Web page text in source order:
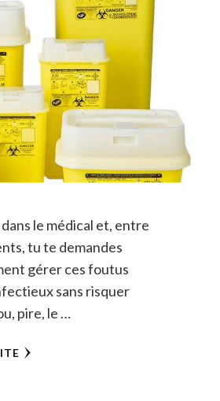
le médical et, entre
tu te demandes
gérer ces foutus
sans risquer
pire, le …